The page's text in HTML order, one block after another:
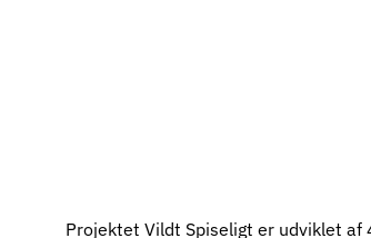
Projektet Vildt Spiseligt er udviklet